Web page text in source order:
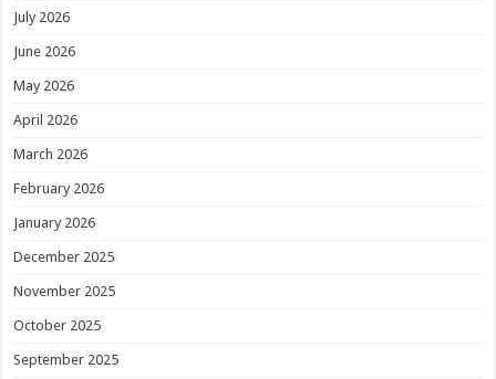
July 2026
June 2026
May 2026
April 2026
March 2026
February 2026
January 2026
December 2025
November 2025
October 2025
September 2025